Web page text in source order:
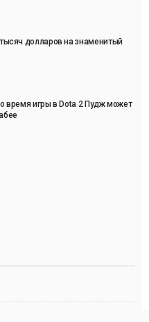
долларов на знаменитый
время игры в Dota 2 Пудж может